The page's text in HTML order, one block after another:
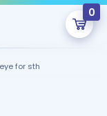
0
for sth